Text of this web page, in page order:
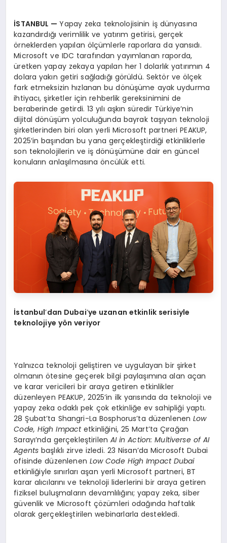
İSTANBUL —Yapay zeka teknolojisinin iş dünyasına
kazandırdığı verimlilik ve yatırım getirisi, gerçek
örneklerden yapılan ölçümlerle raporlara da yansıdı.
Microsoft ve IDC tarafından yayımlanan raporda,
üretken yapay zekaya yapılan her 1 dolarlık yatırımın 4
dolara yakın getiri sağladığı görüldü. Sektör ve ölçek
fark etmeksizin hızlanan bu dönüşüme ayak uydurma
ihtiyacı, şirketler için rehberlik gereksinimini de
beraberinde getirdi. 13 yılı aşkın süredir Türkiye’nin
dijital dönüşüm yolculuğunda bayrak taşıyan teknoloji
şirketlerinden biri olan yerli Microsoft partneri PEAKUP,
2025’in başından bu yana gerçekleştirdiği etkinliklerle
son teknolojilerin ve iş dönüşümüne dair en güncel
konuların anlaşılmasına öncülük etti.
İstanbul’dan Dubai’ye uzanan etkinlik serisiyle
teknolojiye yön veriyor
Yalnızca teknoloji geliştiren ve uygulayan bir şirket
olmanın ötesine geçerek bilgi paylaşımına alan açan
ve karar vericileri bir araya getiren etkinlikler
düzenleyen PEAKUP, 2025’in ilk yarısında da teknoloji ve
yapay zeka odaklı pek çok etkinliğe ev sahipliği yaptı.
28 Şubat’ta Shangri-La Bosphorus’ta düzenlenenLow
Code, High Impactetkinliğini, 25 Mart’ta Çırağan
Sarayı’nda gerçekleştirilen AI in Action: Multiverse of AI
Agents başlıklı zirve izledi. 23 Nisan’da Microsoft Dubai
ofisinde düzenlenen Low Code High Impact Dubai
etkinliğiyle sınırları aşan yerli Microsoft partneri, BT
karar alıcılarını ve teknoloji liderlerini bir araya getiren
fiziksel buluşmaların devamlılığını; yapay zeka, siber
güvenlik ve Microsoft çözümleri odağında haftalık
olarak gerçekleştirilen webinarlarla destekledi.